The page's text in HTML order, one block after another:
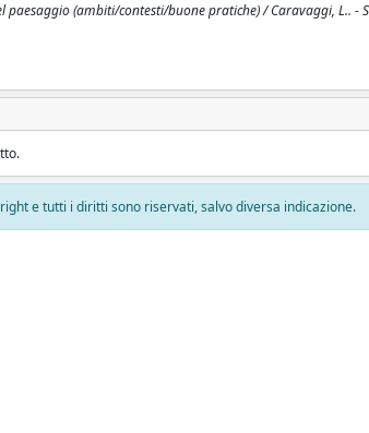
(ambiti/contesti/buone pratiche) / Caravaggi, L.. -
e tutti i diritti sono riservati, salvo diversa indicazione.